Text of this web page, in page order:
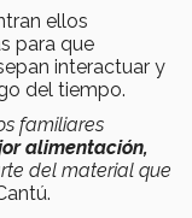
ellos
para que
interactuar y
del tiempo.
familiares
alimentación,
del material que